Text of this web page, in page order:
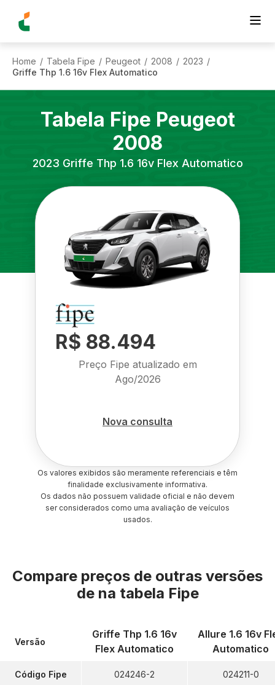
Home / Tabela Fipe / Peugeot / 2008 / 2023 /
Griffe Thp 1.6 16v Flex Automatico
Tabela Fipe Peugeot
2008
2023 Griffe Thp 1.6 16v Flex Automatico
R$ 88.494
Preço Fipe atualizado em
Ago/2026
Nova consulta
Os valores exibidos são meramente referenciais e têm
finalidade exclusivamente informativa.
Os dados não possuem validade oficial e não devem
ser considerados como uma avaliação de veículos
usados.
Compare preços de outras versões
de na tabela Fipe
Versão
Código Fipe
Griffe Thp 1.6 16v
Flex Automatico
024246-2
Allure 1.6 16v
Automatico
024211-0